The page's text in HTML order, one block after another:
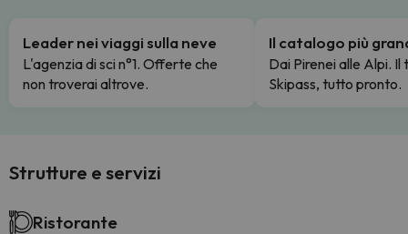
Leader nei viaggi sulla neve
L'agenzia di sci n°1. Offerte che
non troverai altrove.
Il catalogo più
Dai Pirenei alle Alpi. Il
Skipass, tutto pronto.
Strutture e servizi
Ristorante